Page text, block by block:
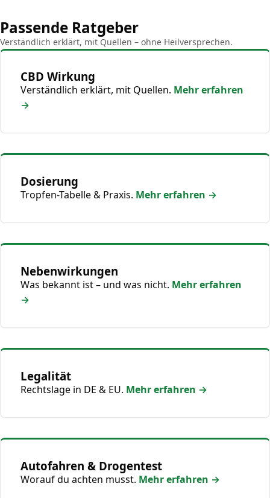
Passende Ratgeber
Verständlich erklärt, mit Quellen – ohne Heilversprechen.
CBD Wirkung
Verständlich erklärt, mit Quellen. Mehr erfahren
→
Dosierung
Tropfen-Tabelle & Praxis. Mehr erfahren →
Nebenwirkungen
Was bekannt ist – und was nicht. Mehr erfahren
→
Legalität
Rechtslage in DE & EU. Mehr erfahren →
Autofahren & Drogentest
Worauf du achten musst. Mehr erfahren →